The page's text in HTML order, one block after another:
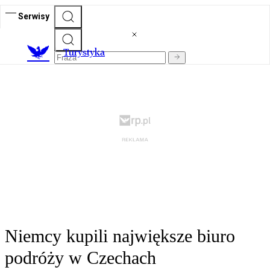
Serwisy
Turystyka
Niemcy kupili największe biuro
podróży w Czechach